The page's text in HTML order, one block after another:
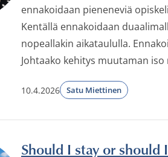
ennakoidaan pieneneviä
Kentällä ennakoidaan
nopeallakin aikataululla.
Johtaako kehitys muutaman
10.4.2026 Satu Miettinen
Should I stay or should